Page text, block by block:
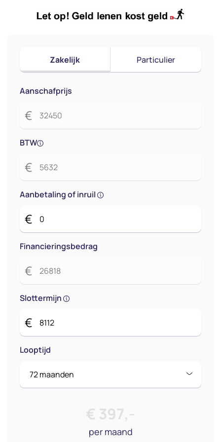
Zakelijk Particulier
Aanschafprijs
€
BTW
€
Aanbetaling of inruil
€
Financieringsbedrag
€
Slottermijn
€
Looptijd
€ 397,-
per maand